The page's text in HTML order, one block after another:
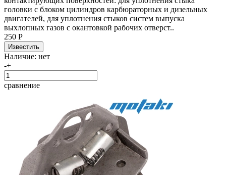
головки с блоком цилиндров карбюраторных и дизельных
двигателей, для уплотнения стыков систем выпуска
выхлопных газов с окантовкой рабочих отверст..
250 Р
Наличие: нет
-+
сравнение